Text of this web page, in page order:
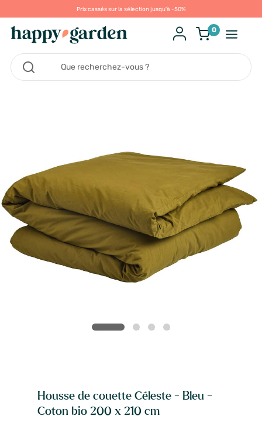
Prix cassés sur la sélection jusqu'à -50%
0
Housse de couette Céleste - Bleu -
Coton bio 200 x 210 cm